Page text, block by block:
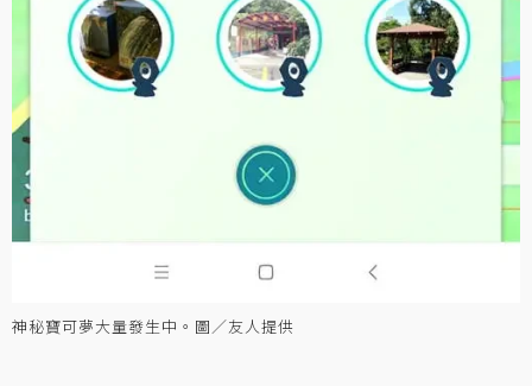
神秘寶可夢大量發生中。圖／友人提供